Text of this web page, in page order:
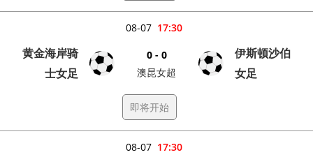
17:30
08-07
黄金海岸骑
士女足
0 - 0
澳昆女超
伊斯顿沙伯
女足
即将开始
17:30
08-07